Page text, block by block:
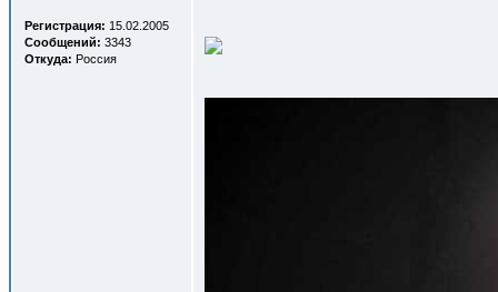
Регистрация: 15.02.2005
Сообщений: 3343
Откуда: Россия